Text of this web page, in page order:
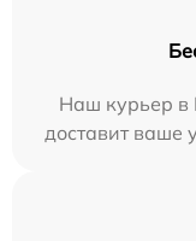
Наш курьер в
доставит ваше